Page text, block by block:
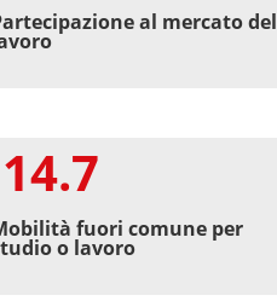
al mercato del
14.7
fuori comune per
o lavoro